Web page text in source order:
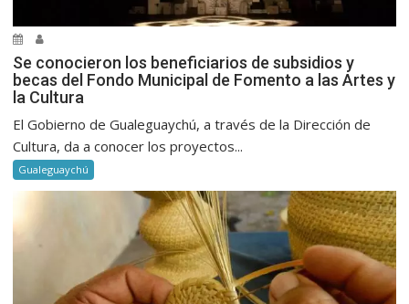
Se conocieron los beneficiarios de subsidios y
becas del Fondo Municipal de Fomento a las Artes y
la Cultura
El Gobierno de Gualeguaychú, a través de la Dirección de
Cultura, da a conocer los proyectos...
Gualeguaychú